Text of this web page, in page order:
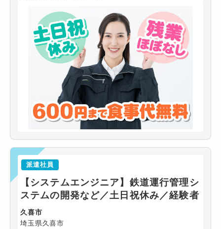
派遣社員
【システムエンジニア】鉄道運行管理シ
ステムの開発など／土日祝休み／経験者
久喜市
埼玉県久喜市